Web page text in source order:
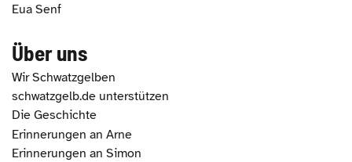
Eua Senf
Über uns
Wir Schwatzgelben
schwatzgelb.de unterstützen
Die Geschichte
Erinnerungen an Arne
Erinnerungen an Simon